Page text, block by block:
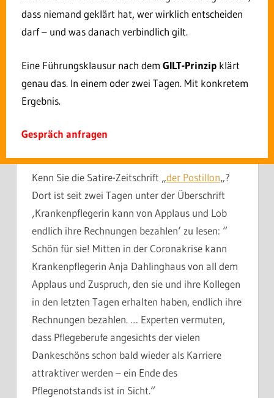
Rolf Dindorf
Rolf Dindorf berät Leitungsebenen in
Mittelstand, kommunalen
Entscheidungsfähigkeit, Führung und
Mitarbeiterbindung. Sein Diagnoserahmen – das
GILT-Prinzip – macht sichtbar, warum
Entscheidungen in Organisationen nicht gelten,
Kenn Sie die Satire-Zeitschrift „der Postillon„?
Dort ist seit zwei Tagen unter der Überschrift
‚Krankenpflegerin kann von Applaus und Lob
endlich ihre Rechnungen bezahlen‘ zu lesen: “
Schön für sie! Mitten in der Coronakrise kann
Krankenpflegerin Anja Dahlinghaus von all dem
Applaus und Zuspruch, den sie und ihre Kollegen
in den letzten Tagen erhalten haben, endlich ihre
Rechnungen bezahlen. … Experten vermuten,
dass Pflegeberufe angesichts der vielen
Dankeschöns schon bald wieder als Karriere
attraktiver werden – ein Ende des
Pflegenotstands ist in Sicht.“
dass niemand geklärt hat, wer wirklich entscheiden
darf – und was danach verbindlich gilt.
Eine Führungsklausur nach dem GILT-Prinzip klärt
genau das. In einem oder zwei Tagen. Mit konkretem
Ergebnis.
Gespräch anfragen